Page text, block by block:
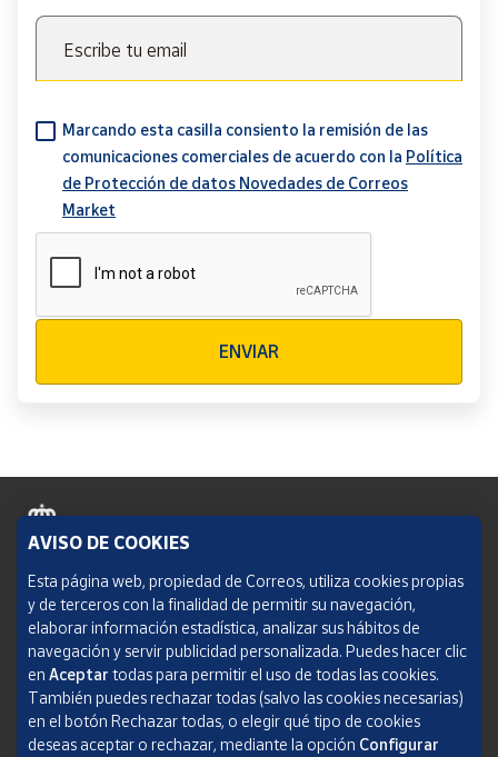
Escribe tu email
Marcando esta casilla consiento la remisión de las
comunicaciones comerciales de acuerdo con la Política
de Protección de datos Novedades de Correos
Market
ENVIAR
Política de cookies
Aviso legal
Condiciones del servicio
Política de Privacidad Web
AVISO DE COOKIES
Esta página web, propiedad de Correos, utiliza cookies propias
y de terceros con la finalidad de permitir su navegación,
elaborar información estadística, analizar sus hábitos de
navegación y servir publicidad personalizada. Puedes hacer clic
en Aceptar todas para permitir el uso de todas las cookies.
También puedes rechazar todas (salvo las cookies necesarias)
en el botón Rechazar todas, o elegir qué tipo de cookies
deseas aceptar o rechazar, mediante la opción Configurar